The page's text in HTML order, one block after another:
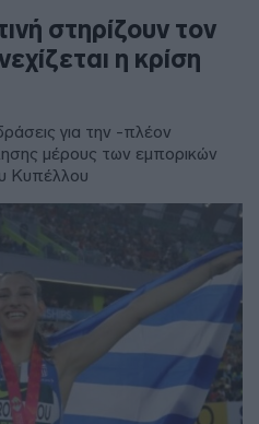
στηρίζουν τον
η κρίση
για την -πλέον
μέρους των εμπορικών
Κυπέλλου